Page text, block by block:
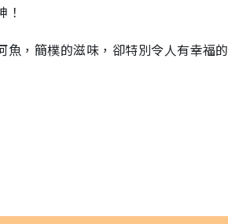
，簡樸的滋味，卻特別令人有幸福的